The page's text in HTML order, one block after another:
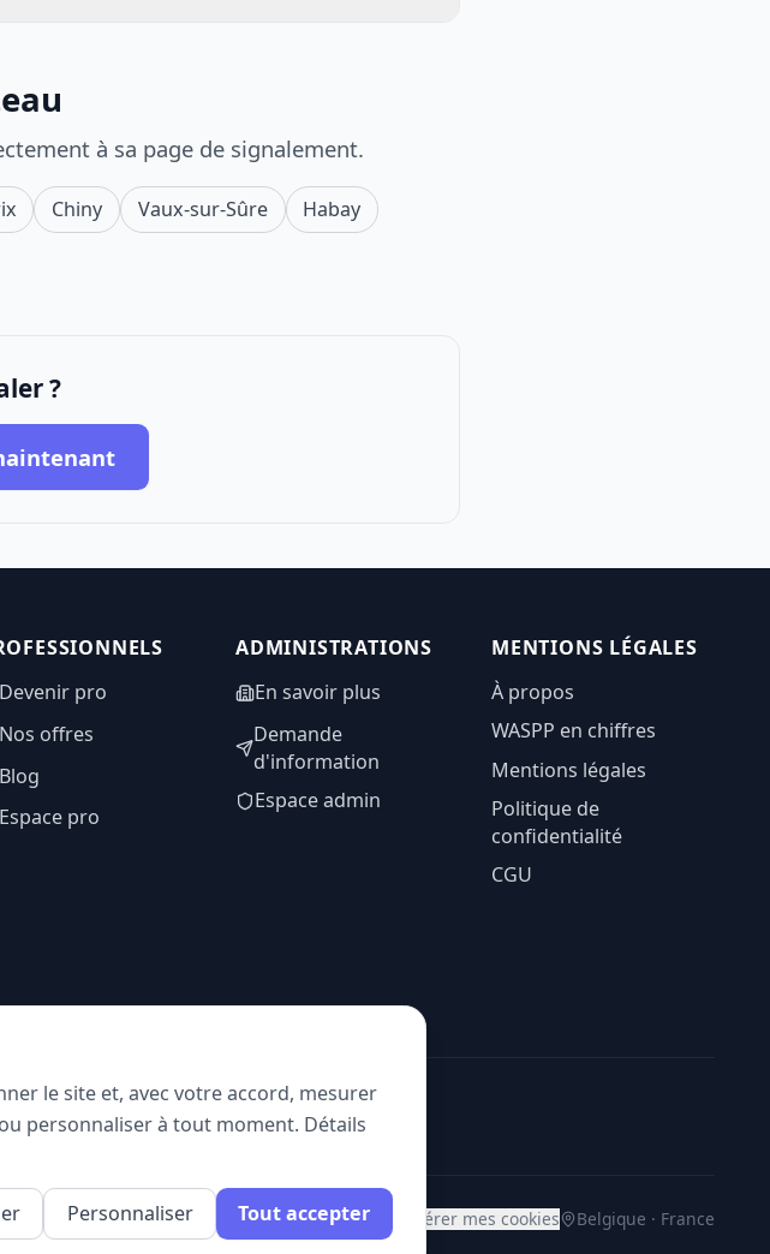
à sa page de signalement.
Chiny Vaux-sur-Sûre
Habay
?
Devenir pro
Nos offres
pro
ADMINISTRATIONS
En savoir plus
Demande
d'information
Espace admin
MENTIONS LÉGALES
À propos
WASPP en chiffres
Mentions légales
Politique de
confidentialité
CGU
Gérer mes cookies Belgique · France
le site et, avec votre accord, mesurer
personnaliser à tout moment. Détails
Personnaliser Tout accepter